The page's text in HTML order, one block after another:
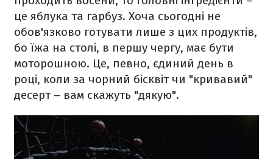
це яблука та гарбуз. Хоча сьогодні не
обов'язково готувати лише з цих продуктів,
бо їжа на столі, в першу чергу, має бути
моторошною. Це, певно, єдиний день в
році, коли за чорний бісквіт чи "кривавий"
десерт – вам скажуть "дякую".